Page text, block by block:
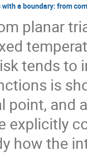
a boundary: from
planar
tends to
is
point, and
explicitly
how the